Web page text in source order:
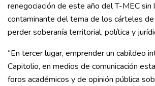
renegociación de este año del T-MEC sin
contaminante del tema de los cárteles
perder soberanía territorial, política y
“En tercer lugar, emprender un cabildeo
Capitolio, en medios de comunicación
foros académicos y de opinión pública